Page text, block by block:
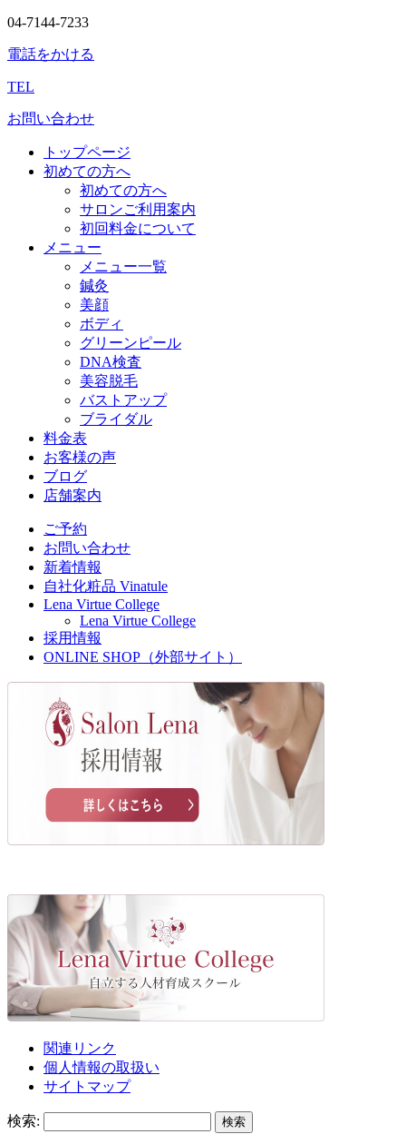
04-7144-7233
電話をかける
TEL
お問い合わせ
トップページ
初めての方へ
初めての方へ
サロンご利用案内
初回料金について
メニュー
メニュー一覧
鍼灸
美顔
ボディ
グリーンピール
DNA検査
美容脱毛
バストアップ
ブライダル
料金表
お客様の声
ブログ
店舗案内
ご予約
お問い合わせ
新着情報
自社化粧品 Vinatule
Lena Virtue College
Lena Virtue College
採用情報
ONLINE SHOP（外部サイト）
関連リンク
個人情報の取扱い
サイトマップ
検索: